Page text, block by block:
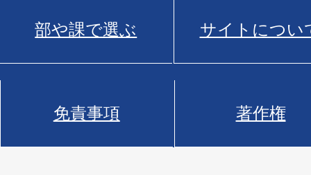
部や課で選ぶ サイトについ
免責事項 著作権